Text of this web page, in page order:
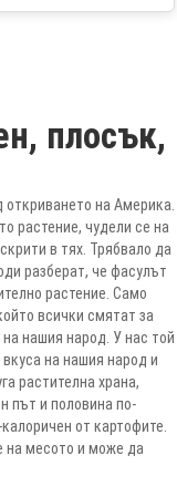
плосък,
на Америка.
растение, чудели се на
в тях. Трябвало да
разберат, че фасулът
растение. Само
всички смятат за
нашия народ. У нас той
на нашия народ и
растителна храна,
път и половина по-
от картофите.
на месото и може да